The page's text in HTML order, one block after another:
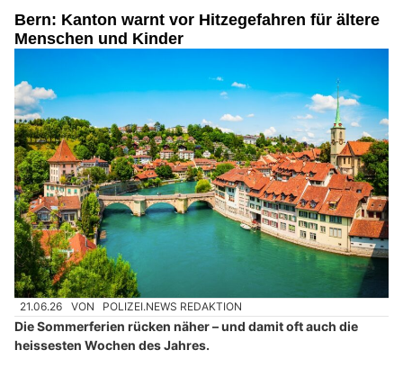
Bern: Kanton warnt vor Hitzegefahren für ältere
Menschen und Kinder
21.06.26 VON POLIZEI.NEWS REDAKTION
Die Sommerferien rücken näher – und damit oft auch die
heissesten Wochen des Jahres.